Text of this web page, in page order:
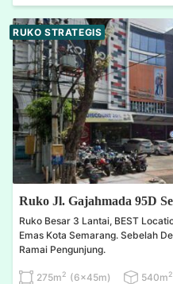
RUKO STRATEGIS
Ruko Jl. Gajahmada 95D
Ruko Besar 3 Lantai, BEST
Emas Kota Semarang. Sebelah
Ramai Pengunjung.
275m2 (6x45m) 540m2